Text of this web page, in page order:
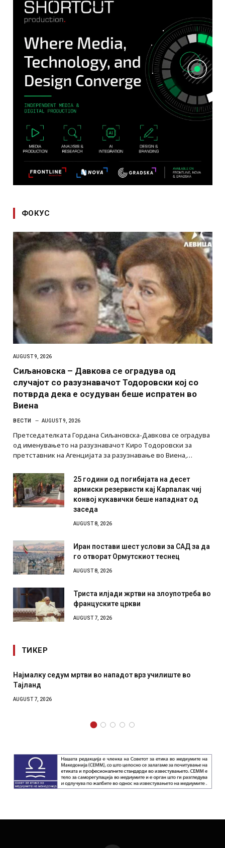
ФОКУС
AUGUST 9, 2026
Сиљановска – Давкова се оградува од
случајот со разузнавачот Тодоровски кој со
потврда дека е осудуван беше испратен во
Виена
ВЕСТИ AUGUST 9, 2026
Претседателката Гордана Сиљановска-Давкова се оградува
од именувањето на разузнавачот Киро Тодоровски за
претставник на Агенцијата за разузнавање во Виена,…
25 години од погибијата на десет
армиски резервисти кај Карпалак чиј
конвој кукавички беше нападнат од
заседа
AUGUST 8, 2026
Иран постави шест услови за САД за да
го отворат Ормутскиот теснец
AUGUST 8, 2026
Триста илјади жртви на злоупотреба во
француските цркви
AUGUST 7, 2026
ТИКЕР
Најмалку седум мртви во нападот врз училиште во
Тајланд
AUGUST 7, 2026